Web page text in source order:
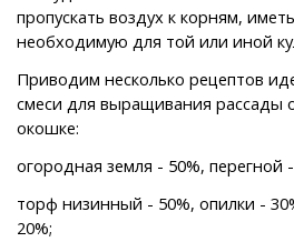
пропускать воздух к корням,
необходимую для той или иной
Приводим несколько рецептов
смеси для выращивания рассады
окошке:
огородная земля - 50%, перегной
торф низинный - 50%, опилки -
20%;